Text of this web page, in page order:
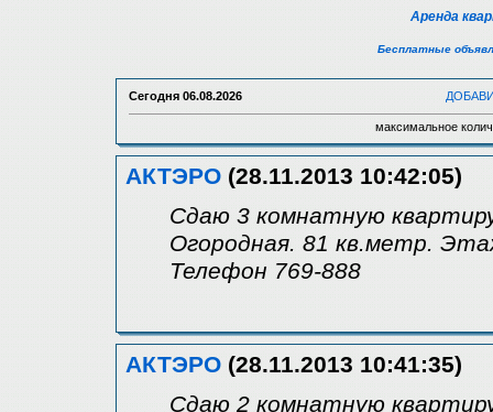
Аренда
Бесплатные
Сегодня 06.08.2026
максимальное
АКТЭРО (28.11.2013 10:42:05)
Сдаю 3 комнатную
Огородная. 81 кв.метр.
Телефон 769-888
АКТЭРО (28.11.2013 10:41:35)
Сдаю 2 комнатную